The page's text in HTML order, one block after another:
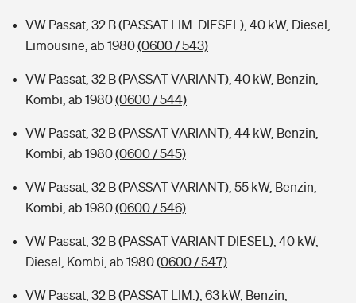
VW Passat, 32 B (PASSAT LIM. DIESEL), 40 kW, Diesel,
Limousine, ab 1980(0600 / 543)
VW Passat, 32 B (PASSAT VARIANT), 40 kW, Benzin,
Kombi, ab 1980(0600 / 544)
VW Passat, 32 B (PASSAT VARIANT), 44 kW, Benzin,
Kombi, ab 1980(0600 / 545)
VW Passat, 32 B (PASSAT VARIANT), 55 kW, Benzin,
Kombi, ab 1980(0600 / 546)
VW Passat, 32 B (PASSAT VARIANT DIESEL), 40 kW,
Diesel, Kombi, ab 1980(0600 / 547)
VW Passat, 32 B (PASSAT LIM.), 63 kW, Benzin,